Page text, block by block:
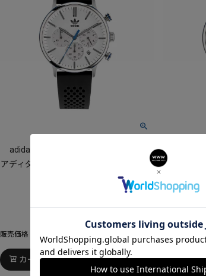
adidas Originals CODE ONE CHRONO
アディダス オリジナルス コードワンクロ
販売価格 23,100 税込
カートに入れる
adidas
アディダ
¥